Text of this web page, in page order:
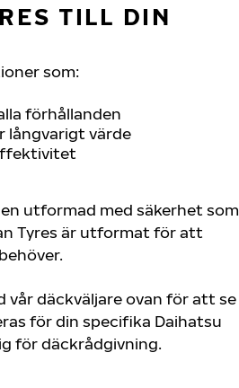
TILL DIN
som:
förhållanden
långvarigt värde
utformad med säkerhet som
Tyres är utformat för att
vår däckväljare ovan för att se
för din specifika Daihatsu
för däckrådgivning.